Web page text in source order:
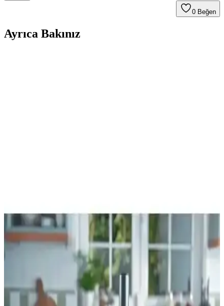
0 Beğen
Ayrıca Bakınız
karşılaştırması güç kapasite ve tasarım farkları
Bu karşılaştırma, Karaca Blendfit Go Antrasit ile Karaca Multiblend
Gri 1000W modellerinin güç, hazne kapasitesi, hız kadroları, pulse
ve buz kırma gibi temel özelliklerini veri odaklı biçimde karşılaştırır
Karaca Hatır Hüp Düet Aroma ve Korkmaz
Kahvekolik Otomatik Kahve Makineleri
Karşılaştırması